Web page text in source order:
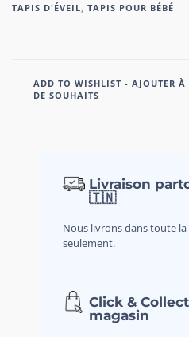
TAPIS D'ÉVEIL TAPIS POUR BÉBÉ
ADD TO WISHLIST - AJOUTER À
DE SOUHAITS
Livraison
🇹🇳
Nous livrons dans toute la
seulement.
Click &
magasin